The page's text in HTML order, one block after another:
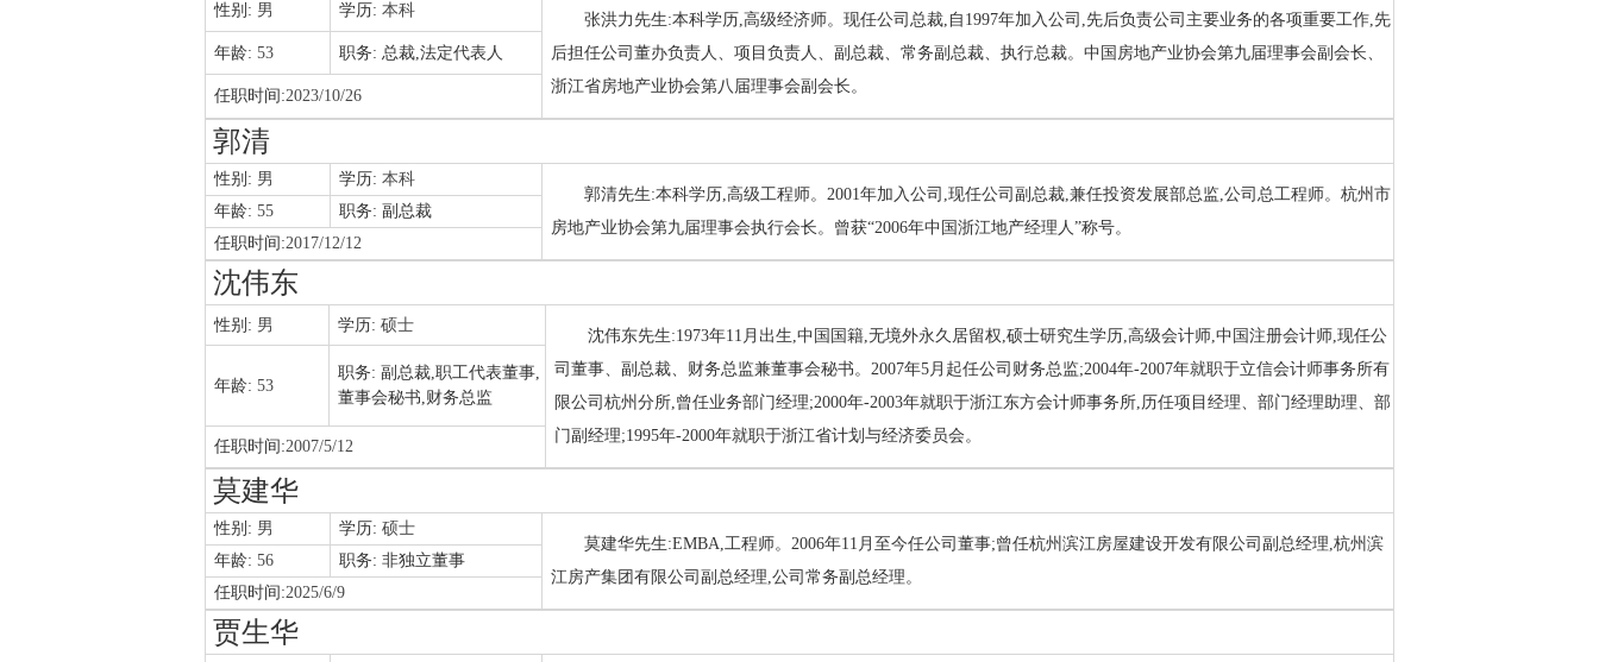
性别: 男 学历: 本科
张洪力先生:本科学历,高级经济师。现任公司总裁,自1997年加入公司,先后负责公司主要业务的各项重要工作,先
后担任公司董办负责人、项目负责人、副总裁、常务副总裁、执行总裁。中国房地产业协会第九届理事会副会长、
浙江省房地产业协会第八届理事会副会长。
年龄: 53 职务: 总裁,法定代表人
任职时间:2023/10/26
郭清
性别: 男 学历: 本科
郭清先生:本科学历,高级工程师。2001年加入公司,现任公司副总裁,兼任投资发展部总监,公司总工程师。杭州市
房地产业协会第九届理事会执行会长。曾获“2006年中国浙江地产经理人”称号。
年龄: 55 职务: 副总裁
任职时间:2017/12/12
沈伟东
性别: 男 学历: 硕士
沈伟东先生:1973年11月出生,中国国籍,无境外永久居留权,硕士研究生学历,高级会计师,中国注册会计师,现任公
司董事、副总裁、财务总监兼董事会秘书。2007年5月起任公司财务总监;2004年-2007年就职于立信会计师事务所有
限公司杭州分所,曾任业务部门经理;2000年-2003年就职于浙江东方会计师事务所,历任项目经理、部门经理助理、部
门副经理;1995年-2000年就职于浙江省计划与经济委员会。
年龄: 53
职务: 副总裁,职工代表董事,
董事会秘书,财务总监
任职时间:2007/5/12
莫建华
性别: 男 学历: 硕士
莫建华先生:EMBA,工程师。2006年11月至今任公司董事;曾任杭州滨江房屋建设开发有限公司副总经理,杭州滨
江房产集团有限公司副总经理,公司常务副总经理。
年龄: 56 职务: 非独立董事
任职时间:2025/6/9
贾生华